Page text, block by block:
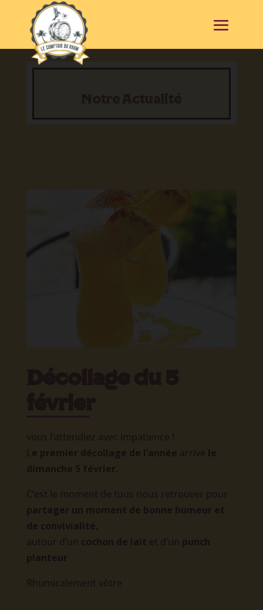
​vous l’attendiez avec impatience !
Le premier décollage de l’année arrive le
dimanche 5 février.
C’est le moment de tous nous retrouver pour
partager un moment de bonne humeur et
de convivialité,
autour d’un cochon de lait et d’un punch
planteur
Rhumicalement vôtre